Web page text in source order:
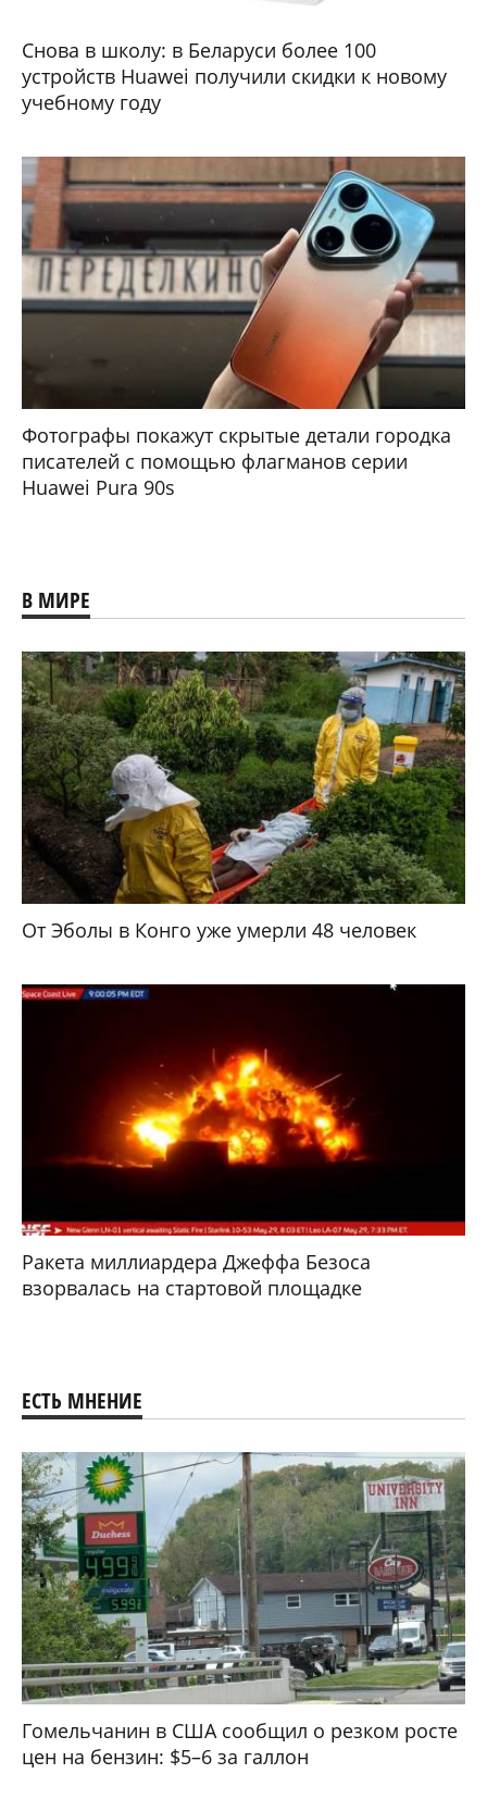
Снова в школу: в Беларуси более 100
устройств Huawei получили скидки к новому
учебному году
Фотографы покажут скрытые детали городка
писателей с помощью флагманов серии
Huawei Pura 90s
В МИРЕ
От Эболы в Конго уже умерли 48 человек
Ракета миллиардера Джеффа Безоса
взорвалась на стартовой площадке
ЕСТЬ МНЕНИЕ
Гомельчанин в США сообщил о резком росте
цен на бензин: $5–6 за галлон